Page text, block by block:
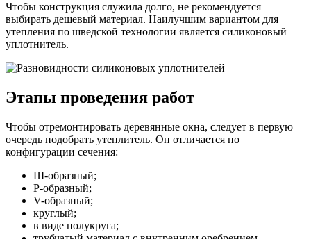
Чтобы конструкция служила долго, не рекомендуется
выбирать дешевый материал. Наилучшим вариантом для
утепления по шведской технологии является силиконовый
уплотнитель.
Этапы проведения работ
Чтобы отремонтировать деревянные окна, следует в первую
очередь подобрать утеплитель. Он отличается по
конфигурации сечения:
Ш-образный;
Р-образный;
V-образный;
круглый;
в виде полукруга;